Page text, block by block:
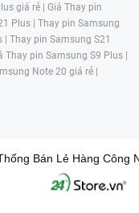
giá rẻ | Giá Thay pin
Plus | Thay pin Samsung
| Thay pin Samsung S21
Thay pin Samsung S9 Plus |
Note 20 giá rẻ |
Bán Lẻ Hàng Công